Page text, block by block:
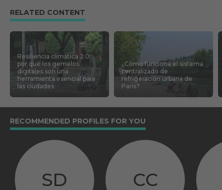
RELATED CONTENT
Resiliencia climática 2.0:
por qué los gemelos
digitales son una
herramienta esencial para
las ciudades
¿Cómo funciona el sistema
centralizado de
refrigeración urbana de
París?
RECOMMENDED PROFILES FOR YOU
SD CC